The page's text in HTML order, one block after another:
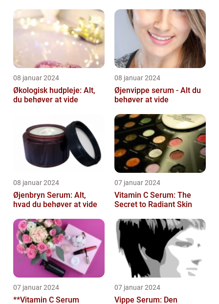
08 januar 2024
Økologisk hudpleje: Alt,
du behøver at vide
08 januar 2024
Øjenvippe serum - Alt du
behøver at vide
08 januar 2024
Øjenbryn Serum: Alt,
hvad du behøver at vide
07 januar 2024
Vitamin C Serum: The
Secret to Radiant Skin
07 januar 2024
**Vitamin C Serum
07 januar 2024
Vippe Serum: Den